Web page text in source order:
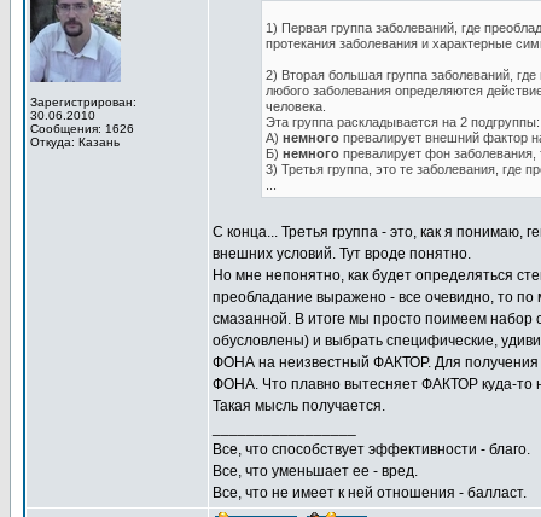
Зарегистрирован:
30.06.2010
Сообщения: 1626
Откуда: Казань
1) Первая группа заболеваний, где
протекания заболевания и характерные
2) Вторая большая группа заболеваний,
любого заболевания определяются
человека.
Эта группа раскладывается на 2 подгруппы:
А) немного превалирует внешний фактор
Б) немного превалирует фон заболевания,
3) Третья группа, это те заболевания, где
С конца... Третья группа - это, как я понимаю,
внешних условий. Тут вроде понятно.
Но мне непонятно, как будет определяться
преобладание выражено - все очевидно, то по
смазанной. В итоге мы просто поимеем набор
обусловлены) и выбрать специфические,
ФОНА на неизвестный ФАКТОР. Для получения
ФОНА. Что плавно вытесняет ФАКТОР куда-то
Такая мысль получается.
Все, что способствует эффективности - благо.
Все, что уменьшает ее - вред.
Все, что не имеет к ней отношения - балласт.